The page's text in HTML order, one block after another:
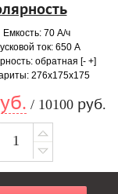
Емкость: 70 А/ч
ток: 650 А
обратная [- +]
276x175x175
/ 10100 руб.